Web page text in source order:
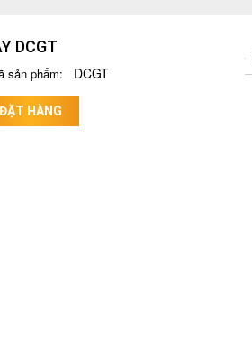
DCGT
sản phẩm: DCGT
ĐẶT HÀNG